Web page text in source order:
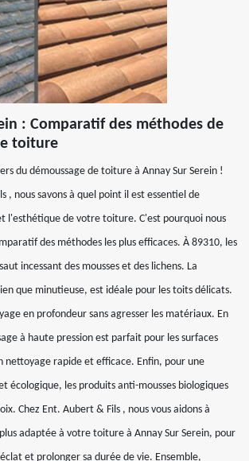
: Comparatif des méthodes de
toiture
du démoussage de toiture à Annay Sur Serein !
, nous savons à quel point il est essentiel de
l'esthétique de votre toiture. C'est pourquoi nous
des méthodes les plus efficaces. À 89310, les
incessant des mousses et des lichens. La
que minutieuse, est idéale pour les toits délicats.
en profondeur sans agresser les matériaux. En
à haute pression est parfait pour les surfaces
nettoyage rapide et efficace. Enfin, pour une
écologique, les produits anti-mousses biologiques
Chez Ent. Aubert & Fils , nous vous aidons à
adaptée à votre toiture à Annay Sur Serein, pour
et prolonger sa durée de vie. Ensemble,